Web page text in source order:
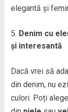
elegantă și
Denim cu
și interesantă
Dacă vrei să
din denim, nu
culori. Poți